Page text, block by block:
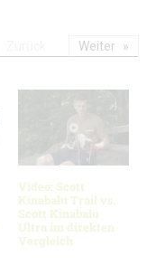
Video: Scott
Kinabalu Trail vs.
Scott Kinabalu
Ultra im direkten
Vergleich
Weiter